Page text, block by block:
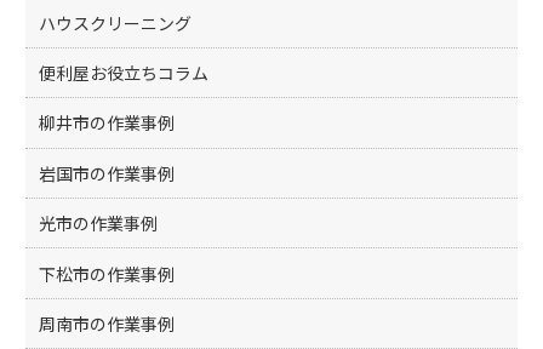
ハウスクリーニング
便利屋お役立ちコラム
柳井市の作業事例
岩国市の作業事例
光市の作業事例
下松市の作業事例
周南市の作業事例